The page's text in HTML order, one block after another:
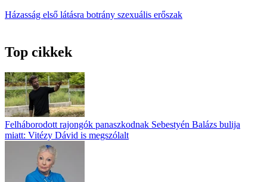
Házasság első látásra botrány szexuális erőszak
Top cikkek
Felháborodott rajongók panaszkodnak Sebestyén Balázs bulija
miatt: Vitézy Dávid is megszólalt